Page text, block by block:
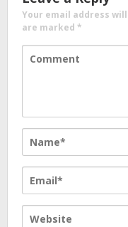
Your email address
are marked *